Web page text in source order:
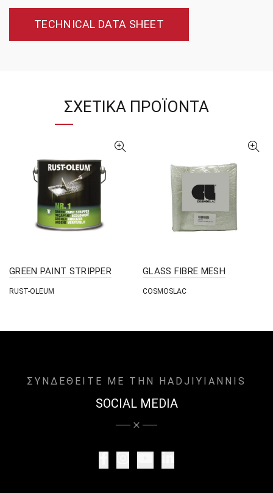
TECHNICAL DATA SHEET
ΣΧΕΤΙΚΆ ΠΡΟΪΌΝΤΑ
GREEN PAINT STRIPPER
RUST-OLEUM
GLASS FIBRE MESH
COSMOSLAC
ΣΥΝΔΕΘΕΙΤΕ ΜΕ ΤΗΝ HADJIYIANNIS
SOCIAL MEDIA